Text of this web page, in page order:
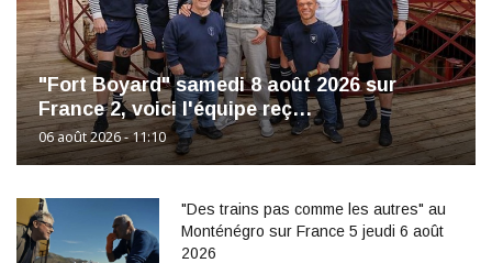
"Fort Boyard" samedi 8 août 2026 sur
France 2, voici l'équipe reç…
06 août 2026 - 11:10
"Des trains pas comme les autres" au
Monténégro sur France 5 jeudi 6 août
2026